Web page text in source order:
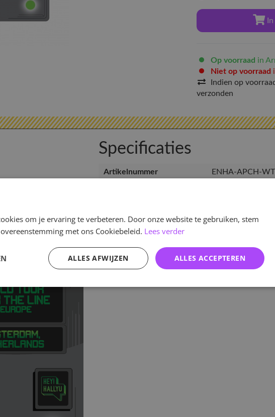
In
Op voorraad in
Niet op voorraad
Indien op
verzonden
Specificaties
Artikelnummer
ENHA-APCH-
om je ervaring te verbeteren. Door onze website te gebruiken, stem
met ons Cookiebeleid. Lees verder
ALLES ACCEPTEREN
ALLES AFWIJZEN